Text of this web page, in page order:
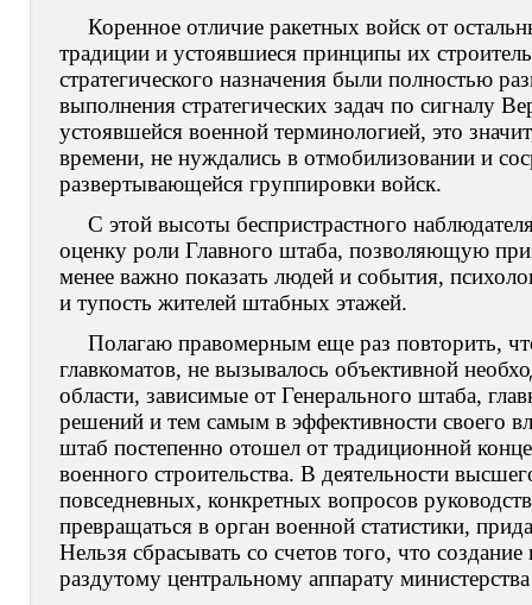
Коренное отличие ракетных войск от
традиции и устоявшиеся принципы их
стратегического назначения были полностью
выполнения стратегических задач по сигналу
устоявшейся военной терминологией, это
времени, не нуждались в отмобилизовании и
развертывающейся группировки войск.
С этой высоты беспристрастного
оценку роли Главного штаба, позволяющую
менее важно показать людей и события,
и тупость жителей штабных этажей.
Полагаю правомерным еще раз повторить,
главкоматов, не вызывалось объективной
области, зависимые от Генерального штаба,
решений и тем самым в эффективности своего
штаб постепенно отошел от традиционной
военного строительства. В деятельности
повседневных, конкретных вопросов
превращаться в орган военной статистики,
Нельзя сбрасывать со счетов того, что
раздутому центральному аппарату